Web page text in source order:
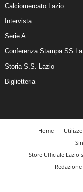
Calciomercato Lazio
Intervista
Serie A
Conferenza Stampa
Storia S.S. Lazio
Biglietteria
Home
Store Ufficiale Lazio